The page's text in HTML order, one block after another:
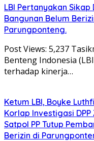
LBI Pertanyakan
Bangunan Belum
Parungponteng.
Post Views: 5,237
Benteng Indonesia
terhadap kinerja…
Ketum LBI, Boyke
Korlap Investigasi
Satpol PP Tutup
Berizin di